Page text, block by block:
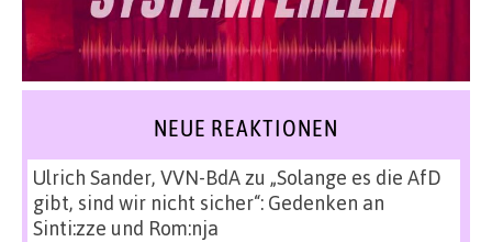
NEUE REAKTIONEN
Ulrich Sander, VVN-BdAzu „Solange es die AfD
gibt, sind wir nicht sicher“: Gedenken an
Sinti:zze und Rom:nja